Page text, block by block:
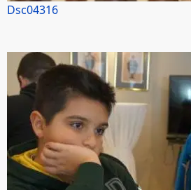
Dsc04316